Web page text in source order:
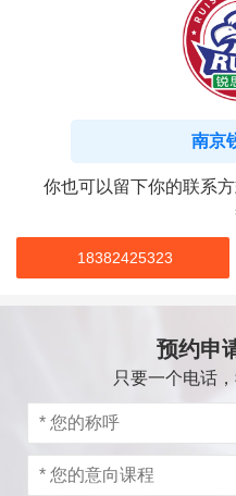
南京
你也可以留下你的联系
18382425323
预约申
只要一个电话